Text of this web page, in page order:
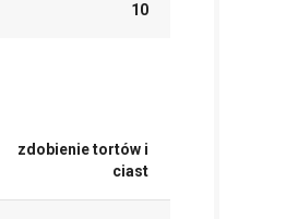
10
zdobienie tortów i
ciast